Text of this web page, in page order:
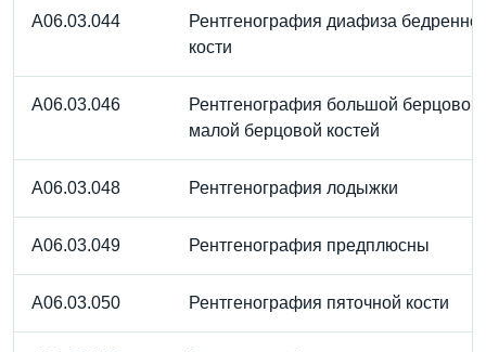
A06.03.044
Рентгенография диафиза
кости
A06.03.046
Рентгенография большой берцовой
малой берцовой костей
A06.03.048 Рентгенография лодыжки
A06.03.049 Рентгенография предплюсны
A06.03.050 Рентгенография пяточной кости